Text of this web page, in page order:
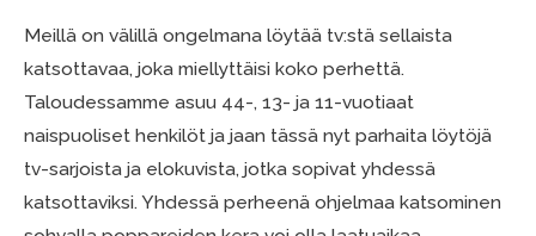
Meillä on välillä ongelmana löytää tv:stä sellaista
katsottavaa, joka miellyttäisi koko perhettä.
Taloudessamme asuu 44-, 13- ja 11-vuotiaat
naispuoliset henkilöt ja jaan tässä nyt parhaita löytöjä
tv-sarjoista ja elokuvista, jotka sopivat yhdessä
katsottaviksi. Yhdessä perheenä ohjelmaa katsominen